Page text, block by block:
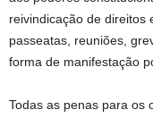
reivindicação de direitos
passeatas, reuniões,
forma de manifestação
Todas as penas para os